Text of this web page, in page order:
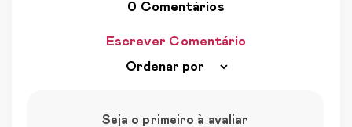
0 Comentários
Escrever Comentário
Seja o primeiro à avaliar